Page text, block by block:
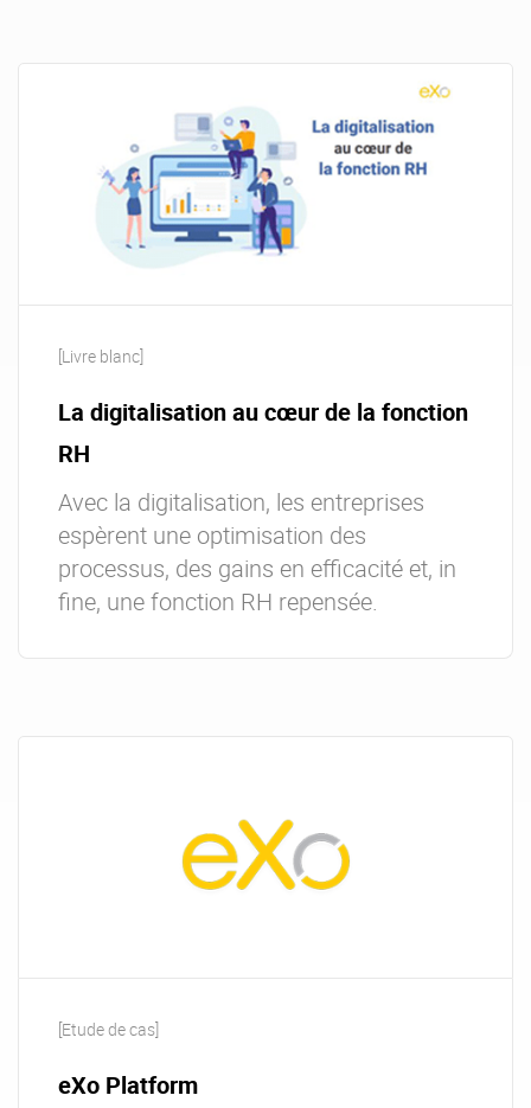
[Livre blanc]
La digitalisation au cœur de la fonction
RH
Avec la digitalisation, les entreprises
espèrent une optimisation des
processus, des gains en efficacité et, in
fine, une fonction RH repensée.
[Etude de cas]
eXo Platform